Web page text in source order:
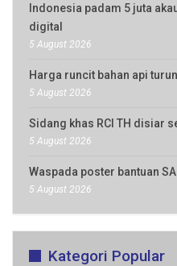
Indonesia padam 5 juta
digital
5 August 2026
Harga runcit bahan api
5 August 2026
Sidang khas RCI TH disiar
5 August 2026
Waspada poster bantuan
5 August 2026
Kategori Popular